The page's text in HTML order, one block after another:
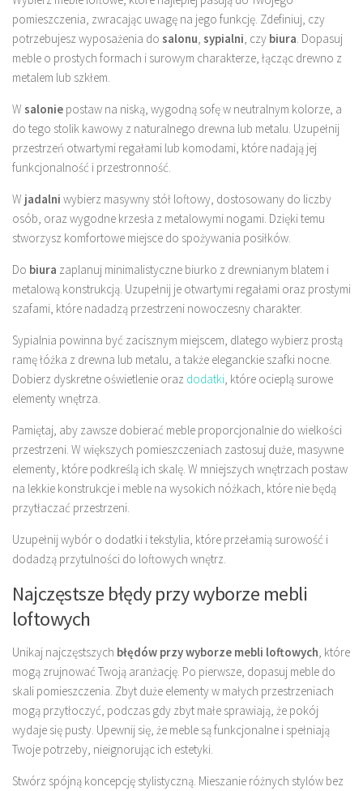
pomieszczenia, zwracając uwagę na jego funkcję. Zdefiniuj, czy
potrzebujesz wyposażenia do salonu sypialni , czy biura . Dopasuj
meble o prostych formach i surowym charakterze, łącząc drewno z
metalem lub szkłem.
W salonie postaw na niską, wygodną sofę w neutralnym kolorze, a
do tego stolik kawowy z naturalnego drewna lub metalu. Uzupełnij
przestrzeń otwartymi regałami lub komodami, które nadają jej
funkcjonalność i przestronność.
W jadalni wybierz masywny stół loftowy, dostosowany do liczby
osób, oraz wygodne krzesła z metalowymi nogami. Dzięki temu
stworzysz komfortowe miejsce do spożywania posiłków.
Do biura zaplanuj minimalistyczne biurko z drewnianym blatem i
metalową konstrukcją. Uzupełnij je otwartymi regałami oraz prostymi
szafami, które nadadzą przestrzeni nowoczesny charakter.
Sypialnia powinna być zacisznym miejscem, dlatego wybierz prostą
ramę łóżka z drewna lub metalu, a także eleganckie szafki nocne.
Dobierz dyskretne oświetlenie oraz dodatki , które ocieplą surowe
elementy wnętrza.
Pamiętaj, aby zawsze dobierać meble proporcjonalnie do wielkości
przestrzeni. W większych pomieszczeniach zastosuj duże, masywne
elementy, które podkreślą ich skalę. W mniejszych wnętrzach postaw
na lekkie konstrukcje i meble na wysokich nóżkach, które nie będą
przytłaczać przestrzeni.
Uzupełnij wybór o dodatki i tekstylia, które przełamią surowość i
dodadzą przytulności do loftowych wnętrz.
Najczęstsze błędy przy wyborze mebli
loftowych
Unikaj najczęstszych błędów przy wyborze mebli loftowych , które
mogą zrujnować Twoją aranżację. Po pierwsze, dopasuj meble do
skali pomieszczenia. Zbyt duże elementy w małych przestrzeniach
mogą przytłoczyć, podczas gdy zbyt małe sprawiają, że pokój
wydaje się pusty. Upewnij się, że meble są funkcjonalne i spełniają
Twoje potrzeby, nieignorując ich estetyki.
Stwórz spójną koncepcję stylistyczną. Mieszanie różnych stylów bez